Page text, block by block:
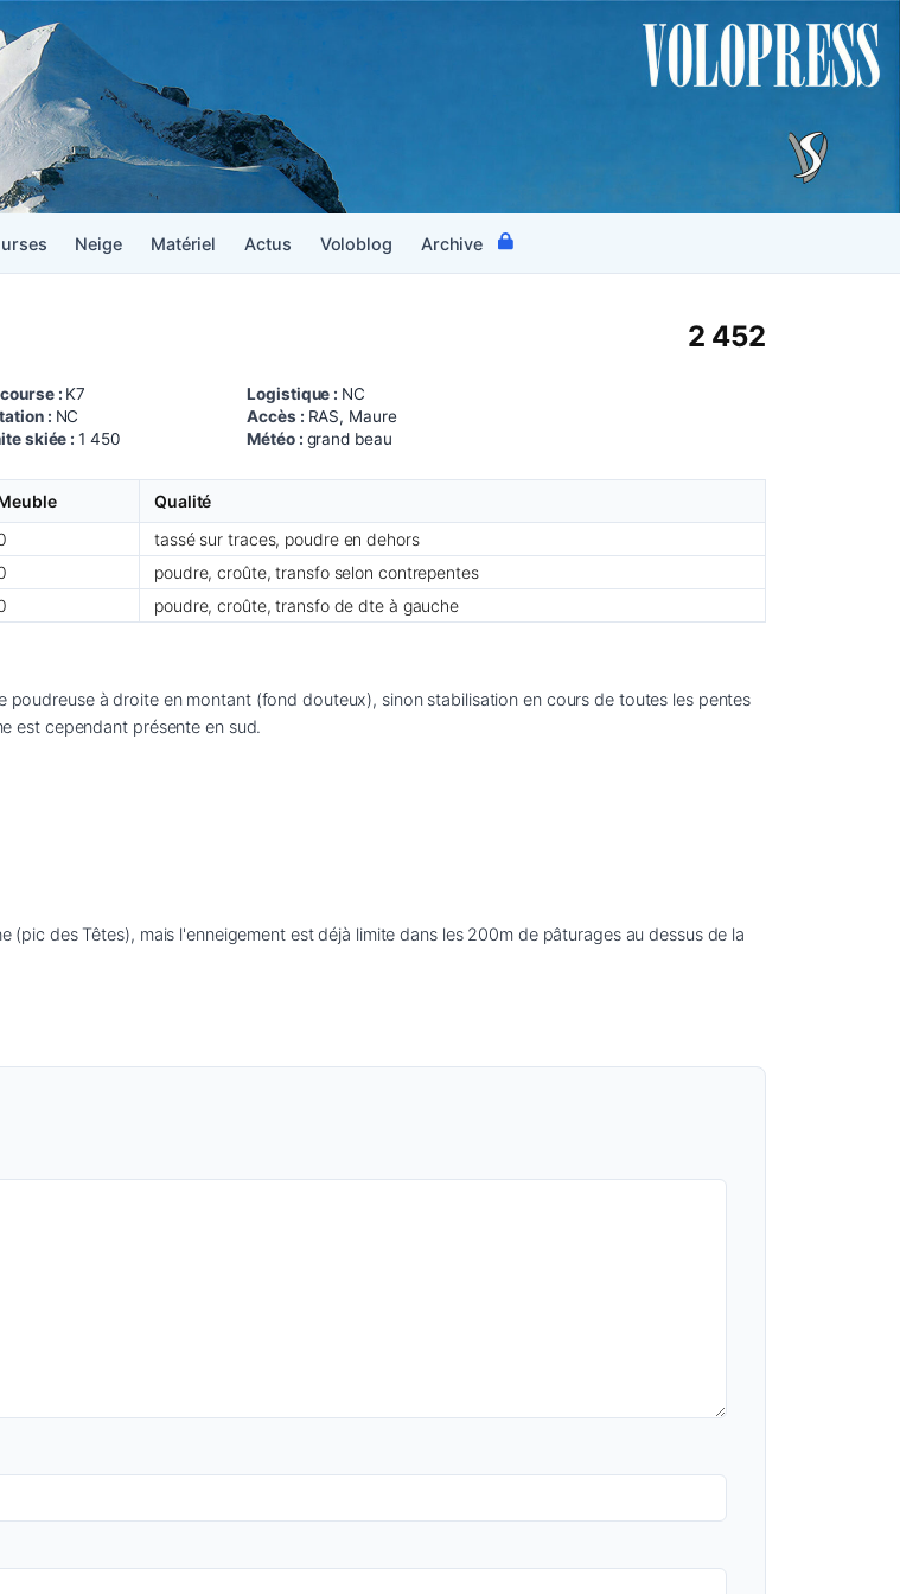
Neige Matériel Actus Voloblog Archive
2 452
course : K7
: NC
skiée :1 450
Logistique : NC
Accès : RAS, Maure
Météo : grand beau
Qualité
tassé sur traces, poudre en dehors
poudre, croûte, transfo selon contrepentes
poudre, croûte, transfo de dte à gauche
à droite en montant (fond douteux), sinon stabilisation en cours de toutes les pentes
est cependant présente en sud.
(pic des Têtes), mais l'enneigement est déjà limite dans les 200m de pâturages au dessus de la